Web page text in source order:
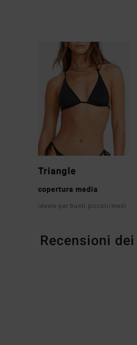
Triangle
copertura media
ideale per busti piccoli/medi
Recensioni